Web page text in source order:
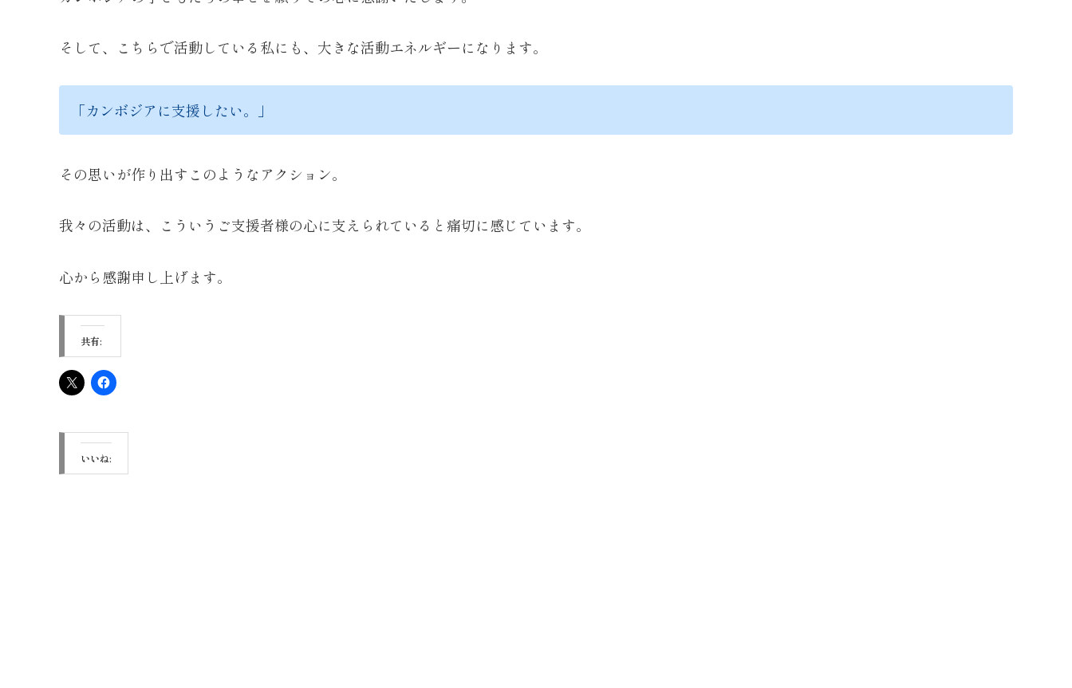
そして、こちらで活動している私にも、大きな活動エネルギーになります。
「カンボジアに支援したい。」
その思いが作り出すこのようなアクション。
我々の活動は、こういうご支援者様の心に支えられていると痛切に感じています。
心から感謝申し上げます。
共有:
いいね: